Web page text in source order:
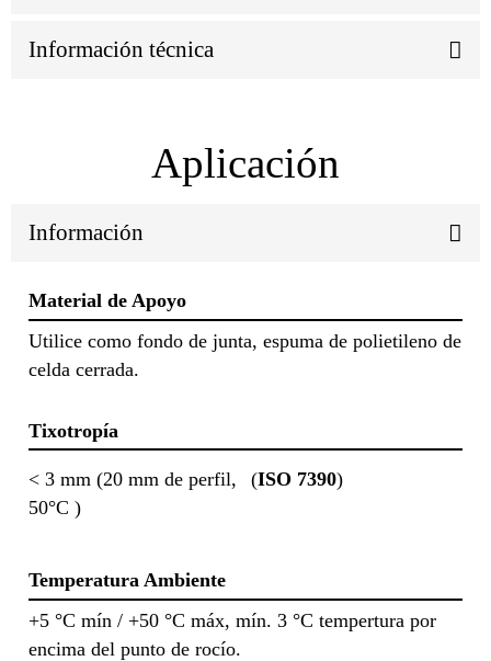
Información técnica
Aplicación
Información
Material de Apoyo
Utilice como fondo de junta, espuma de polietileno de
celda cerrada.
Tixotropía
< 3 mm (20 mm de perfil,
50°C )
(ISO 7390)
Temperatura Ambiente
+5 °C mín / +50 °C máx, mín. 3 °C tempertura por
encima del punto de rocío.